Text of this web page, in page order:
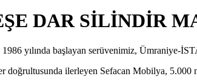
DAR SİLİNDİR
yılında başlayan serüvenimiz, Ümraniye-
doğrultusunda ilerleyen Sefacan Mobilya,